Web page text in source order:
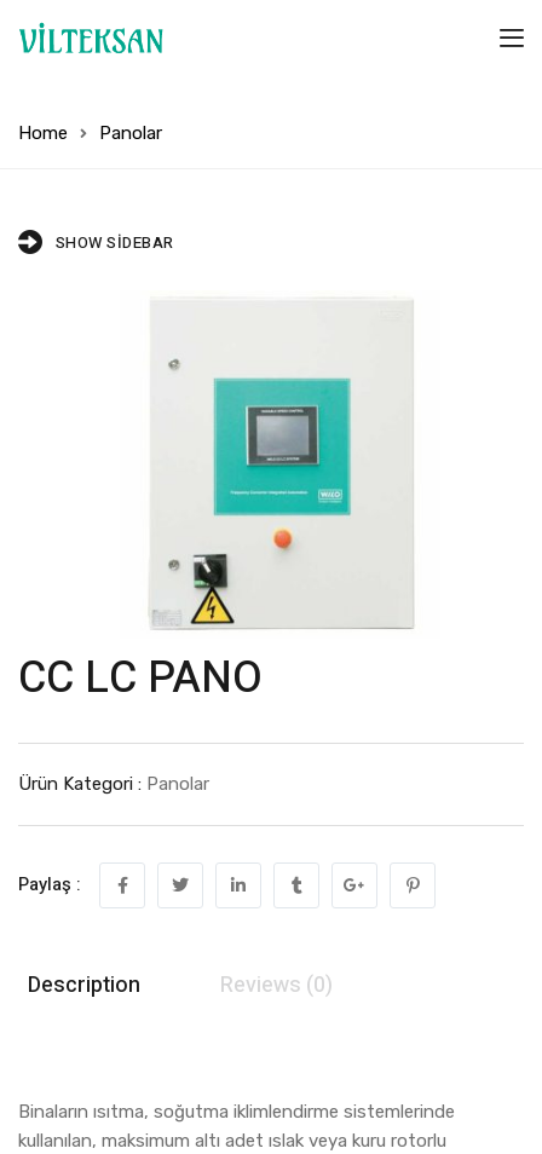
Home Panolar
SHOW SIDEBAR
CC LC PANO
Ürün Kategori : Panolar
Paylaş :
Description Reviews (0)
Binaların ısıtma, soğutma iklimlendirme sistemlerinde
kullanılan, maksimum altı adet ıslak veya kuru rotorlu